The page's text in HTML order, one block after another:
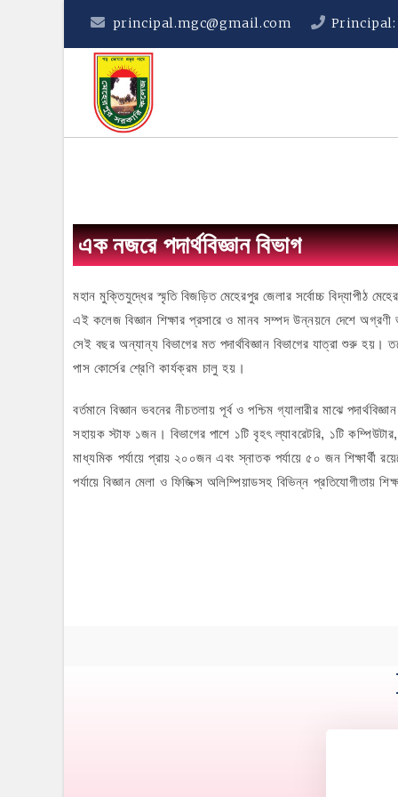
principal.mgc@gmail.com Principal:
এক নজরে পদার্থবিজ্ঞান বিভাগ
মহান মুক্তিযুদ্ধের স্মৃতি বিজড়িত মেহেরপুর জেলার সর্বোচ্চ বিদ্যাপীঠ
এই কলেজ বিজ্ঞান শিক্ষার প্রসারে ও মানব সম্পদ উন্নয়নে দেশে অগ্রণী
সেই বছর অন্যান্য বিভাগের মত পদার্থবিজ্ঞান বিভাগের যাত্রা শুরু হয়।
পাস কোর্সের শ্রেণি কার্যক্রম চালু হয়।
বর্তমানে বিজ্ঞান ভবনের নীচতলায় পূর্ব ও পশ্চিম গ্যালারীর মাঝে
সহায়ক স্টাফ ১জন। বিভাগের পাশে ১টি বৃহৎ ল্যাবরেটরি, ১টি
মাধ্যমিক পর্যায়ে প্রায় ২০০জন এবং স্নাতক পর্যায়ে ৫০ জন শিক্ষার্থী
পর্যায়ে বিজ্ঞান মেলা ও ফিজিক্স অলিম্পিয়াডসহ বিভিন্ন প্রতিযোগীতায়